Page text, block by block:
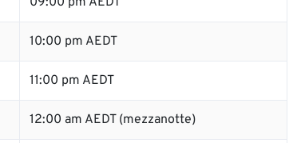
10:00 pm AEDT
11:00 pm AEDT
12:00 am AEDT (mezzanotte)